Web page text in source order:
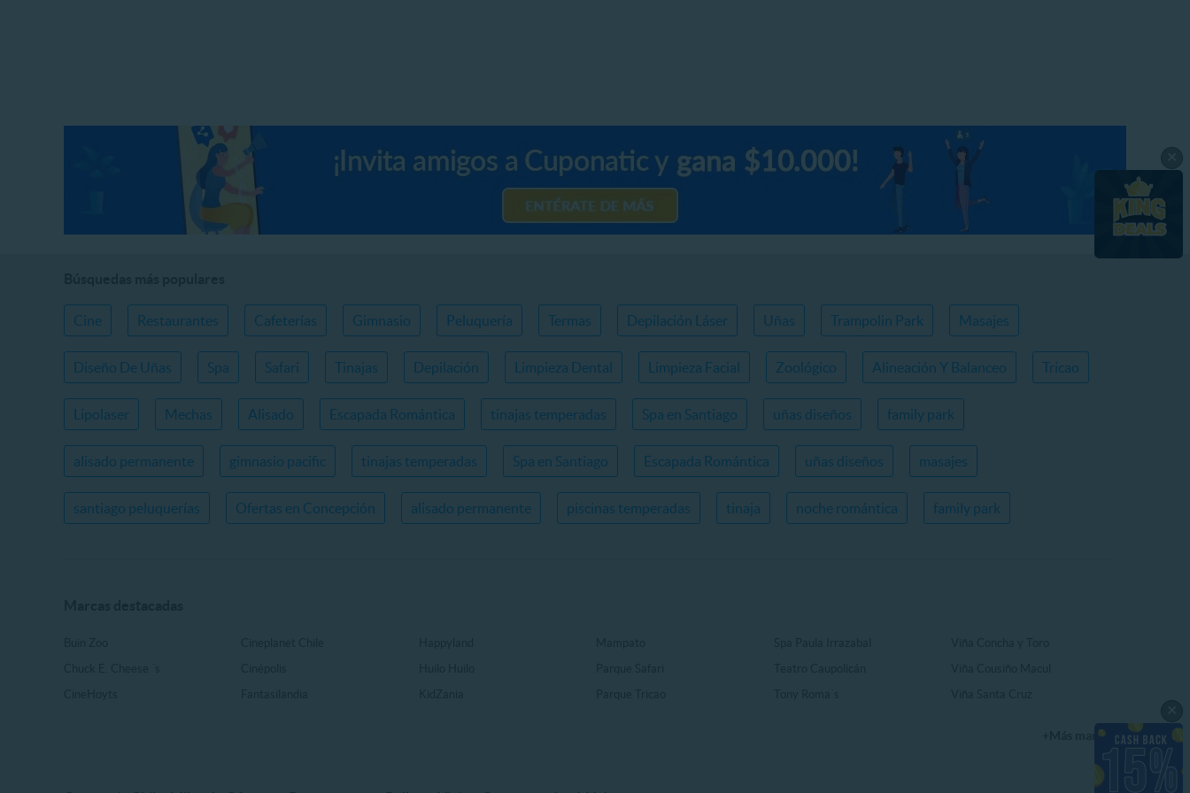
Cine Restaurantes Cafeterías Gimnasio Peluquería Termas Depilación Láser Uñas Trampolin Park Masajes
Diseño De Uñas Spa Safari Tinajas Depilación Limpieza Dental Limpieza Facial Zoológico Alineación Y Balanceo Tricao
Lipolaser Mechas Alisado Escapada Romántica tinajas temperadas Spa en Santiago uñas diseños family park
alisado permanente gimnasio pacific tinajas temperadas Spa en Santiago Escapada Romántica uñas diseños masajes
santiago peluquerías Ofertas en Concepción alisado permanente piscinas temperadas tinaja noche romántica family park
+Más marcas